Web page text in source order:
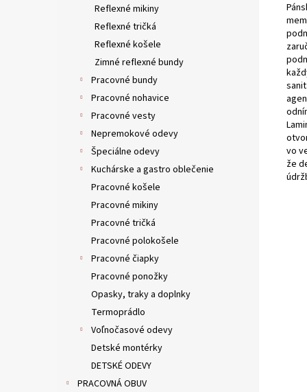
Reflexné mikiny
Reflexné tričká
Reflexné košele
Zimné reflexné bundy
Pracovné bundy
Pracovné nohavice
Pracovné vesty
Nepremokové odevy
Špeciálne odevy
Kuchárske a gastro oblečenie
Pracovné košele
Pracovné mikiny
Pracovné tričká
Pracovné polokošele
Pracovné čiapky
Pracovné ponožky
Opasky, traky a doplnky
Termoprádlo
Voľnočasové odevy
Detské montérky
DETSKÉ ODEVY
PRACOVNÁ OBUV
vo
že